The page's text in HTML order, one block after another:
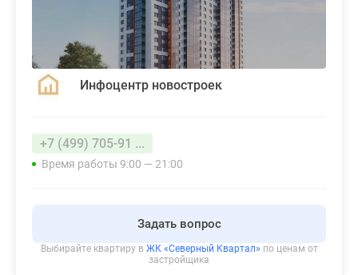
Инфоцентр новостроек
+7 (499) 705-91 ...
Время работы 9:00 — 21:00
Задать вопрос
Выбирайте квартиру в ЖК «Северный Квартал» по ценам от
застройщика